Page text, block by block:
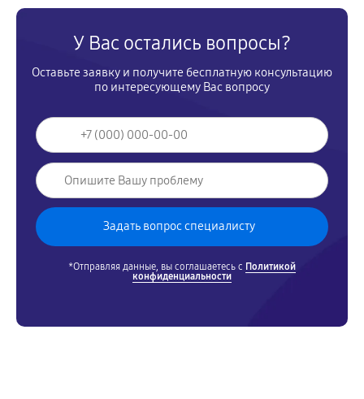
У Вас остались вопросы?
Оставьте заявку и получите бесплатную консультацию
по интересующему Вас вопросу
*Отправляя данные, вы соглашаетесь с Политикой
конфиденциальности